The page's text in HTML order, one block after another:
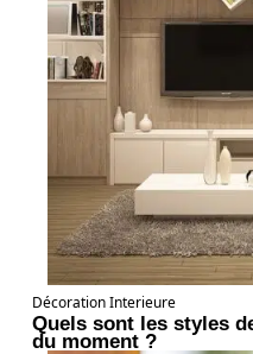
Décoration Interieure
Quels sont les styles
du moment ?